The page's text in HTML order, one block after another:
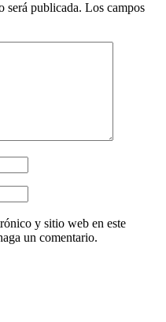
será publicada. Los campos
y sitio web en este
un comentario.